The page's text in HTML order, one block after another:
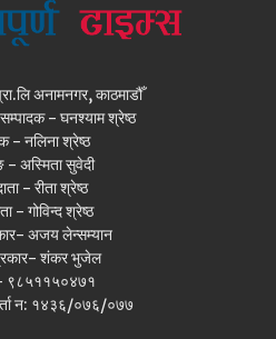
अनामनगर, काठमाडौँ
- घनश्याम श्रेष्ठ
- नलिना श्रेष्ठ
- अस्मिता सुवेदी
- रीता श्रेष्ठ
- गोविन्द श्रेष्ठ
अजय लेन्सम्यान
शंकर भुजेल
९८५११५०४७१
न: १४३६/०७६/०७७